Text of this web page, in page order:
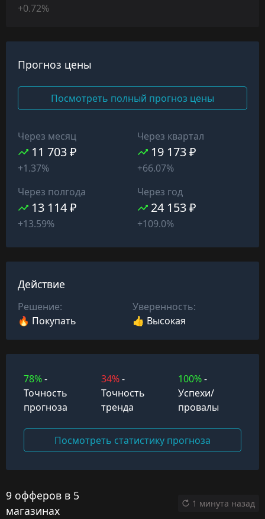
+0.72%
Прогноз цены
Посмотреть полный прогноз цены
Через месяц
11 703 ₽
+1.37%
Через квартал
19 173 ₽
+66.07%
Через полгода
13 114 ₽
+13.59%
Через год
24 153 ₽
+109.0%
Действие
Решение:
🔥 Покупать
Уверенность:
👍 Высокая
78%-
Точность
прогноза
34%-
Точность
тренда
100%-
Успехи/
провалы
Посмотреть статистику прогноза
9 офферов в 5
магазинах
1 минута назад